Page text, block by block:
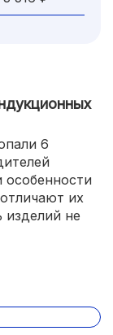
6
их
изделий не